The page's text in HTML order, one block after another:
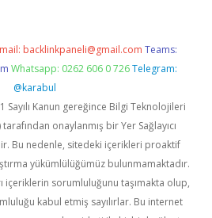
backlinkpaneli@gmail.com Teams:
Whatsapp: 0262 606 0 726 Telegram:
@karabul
Sayılı Kanun gereğince Bilgi Teknolojileri
onaylanmış bir Yer Sağlayıcı
Bu nedenle, sitedeki içerikleri proaktif
yükümlülüğümüz bulunmamaktadır.
içeriklerin sorumluluğunu taşımakta olup,
kabul etmiş sayılırlar. Bu internet